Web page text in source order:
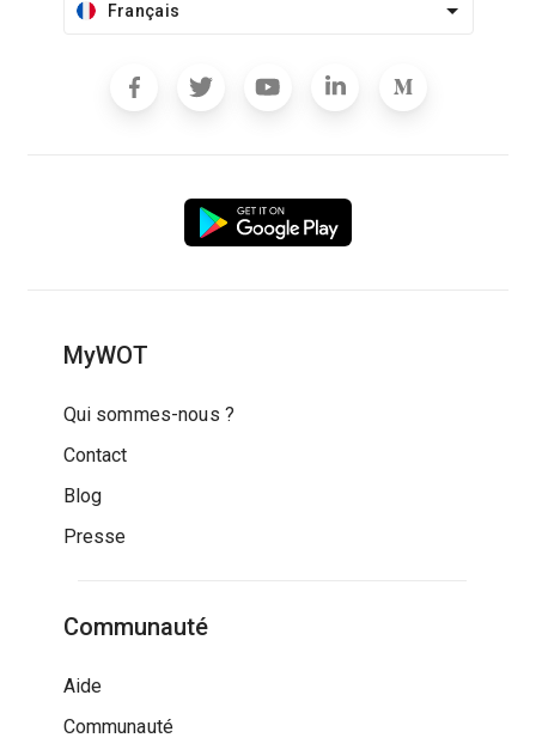
Français
MyWOT
Qui sommes-nous ?
Contact
Blog
Presse
Communauté
Aide
Communauté